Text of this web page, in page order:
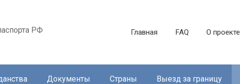
РФ Главная FAQ О проекте
Документы Страны Выезд за границу